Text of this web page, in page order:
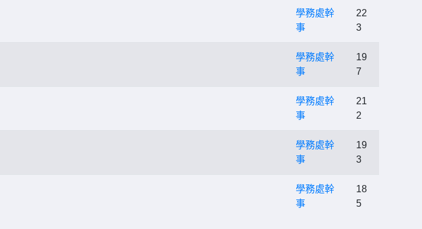
學務處幹
事
22
3
學務處幹
事
19
7
學務處幹
事
21
2
學務處幹
事
19
3
學務處幹
事
18
5